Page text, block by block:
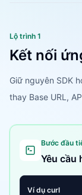
Lộ trình 1
Kết nối
Giữ nguyên SDK
thay Base URL,
Bước đầu
Yêu cầu
Ví dụ curl